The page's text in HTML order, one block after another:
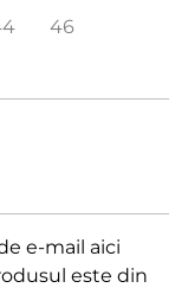
46
e-mail aici
este din